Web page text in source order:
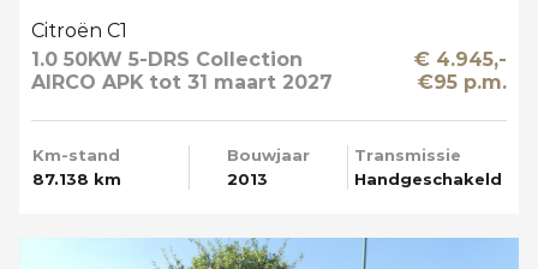
Citroën C1
1.0 50KW 5-DRS Collection
AIRCO APK tot 31 maart 2027
€ 4.945,-
€95 p.m.
Km-stand
87.138 km
Bouwjaar
2013
Transmissie
Handgeschakeld